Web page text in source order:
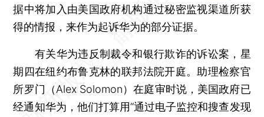
据中将加入由美国政府机构通过秘密监视渠道所获
得的情报，来作为起诉华为的部分证据。
有关华为违反制裁令和银行欺诈的诉讼案，星
期四在纽约布鲁克林的联邦法院开庭。助理检察官
所罗门（Alex Solomon）在庭审时说，美国政府已
经通知华为，他们打算用“通过电子监控和搜查发现